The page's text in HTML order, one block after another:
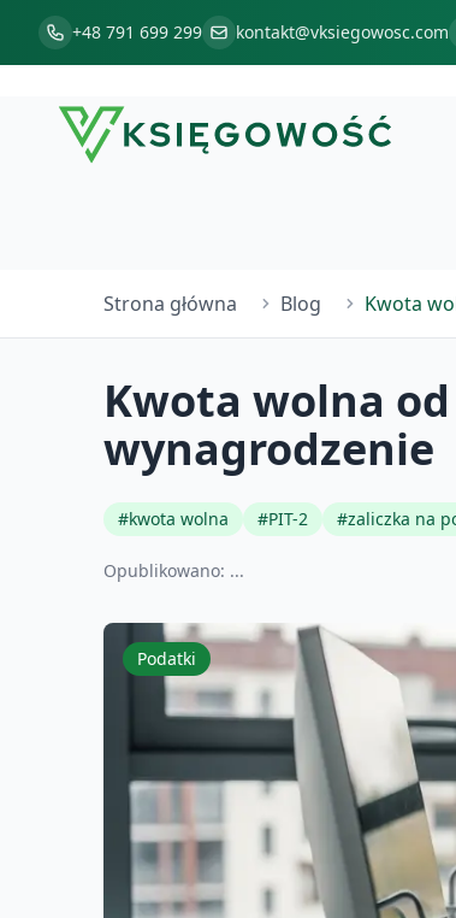
+48 791 699 299 kontakt@vksiegowosc.com
Strona główna Blog Kwota
Kwota wolna
wynagrodzenie
#kwota wolna #PIT-2 #zaliczka na
Opublikowano: ...
Podatki